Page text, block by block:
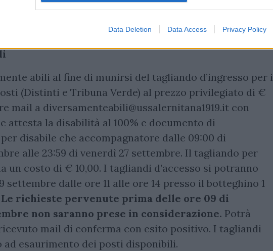
Data Deletion Data Access Privacy Policy
di fidelity card (Hyppo Card, Granata Card e
abili al fine di munirsi del tagliando d’ingresso per i
(Distinti e Tribuna Verde) al prezzo privilegiato di €
mail a diversamenteabili@ussalernitana1919.it con
attesta la disabilità al 100% e documento di
disabile che accompagnatore dalle 09:00 di
alle 23:59 di venerdì 27 settembre. Il tagliando per
un costo di € 10,00. I tagliandi d’accesso si potranno
dalle ore 11 alle ore 14 presso il botteghino 1
Le richieste pervenute prima delle ore 09 di
non saranno prese in considerazione. Potrà
mail di conferma con esito positivo. I tagliandi
ad esaurimento dei posti disponibili.